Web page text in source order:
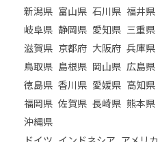
新潟県 富山県 石川県 福井県
岐阜県 静岡県 愛知県 三重県
滋賀県 京都府 大阪府 兵庫県
鳥取県 島根県 岡山県 広島県
徳島県 香川県 愛媛県 高知県
福岡県 佐賀県 長崎県 熊本県
沖縄県